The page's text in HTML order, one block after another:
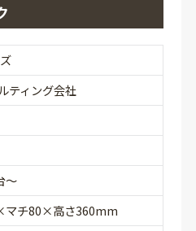
ティング会社
〜
マチ80×高さ360mm